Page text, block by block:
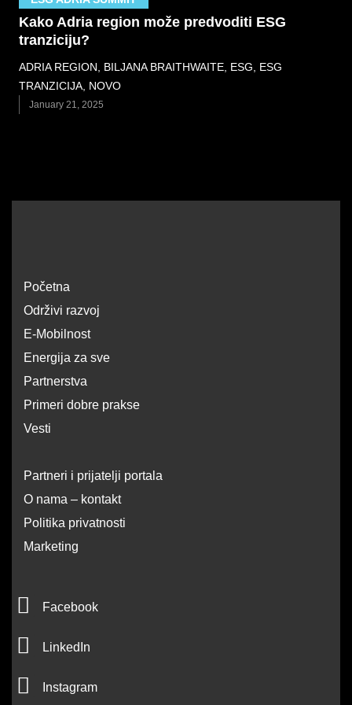
Kako Adria region može predvoditi ESG
tranziciju?
ADRIA REGION BILJANA BRAITHWAITE ESG
ESG
TRANZICIJA NOVO
January 21, 2025
Početna
Održivi razvoj
E-Mobilnost
Energija za sve
Partnerstva
Primeri dobre prakse
Vesti
Partneri i prijatelji portala
O nama – kontakt
Politika privatnosti
Marketing
F
c
e
b
Facebook
L
n
LinkedIn
I
Instagram